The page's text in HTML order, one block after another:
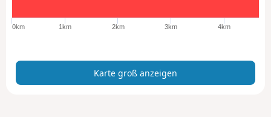
ß
z
i
0km 1km 2km 3km 4km
Karte groß anzeigen